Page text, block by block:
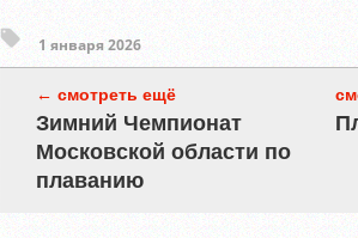
1 января 2026
← смотреть ещё
Зимний Чемпионат
Московской области по
плаванию